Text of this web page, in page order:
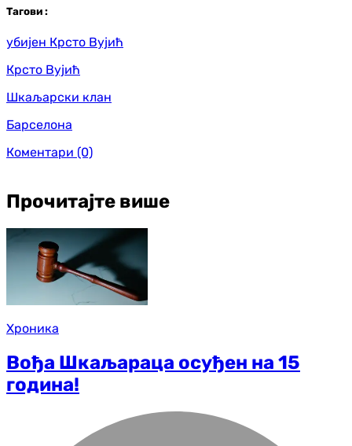
Тагови :
убијен Крсто Вујић
Крсто Вујић
Шкаљарски клан
Барселона
Коментари (0)
Прочитајте више
Хроника
Вођа Шкаљараца осуђен на 15
година!